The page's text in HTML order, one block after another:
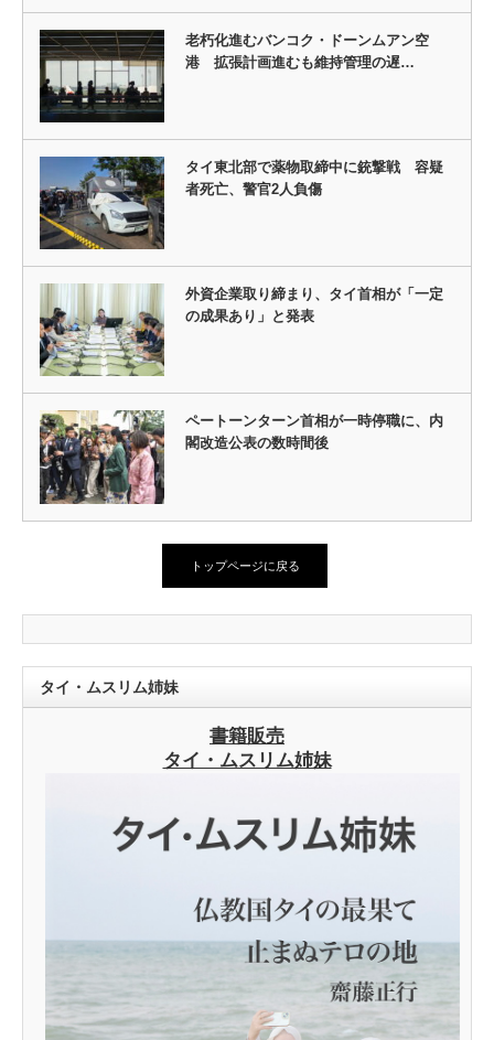
老朽化進むバンコク・ドーンムアン空
港 拡張計画進むも維持管理の遅…
タイ東北部で薬物取締中に銃撃戦 容疑
者死亡、警官2人負傷
外資企業取り締まり、タイ首相が「一定
の成果あり」と発表
ペートーンターン首相が一時停職に、内
閣改造公表の数時間後
トップページに戻る
タイ・ムスリム姉妹
書籍販売
タイ・ムスリム姉妹